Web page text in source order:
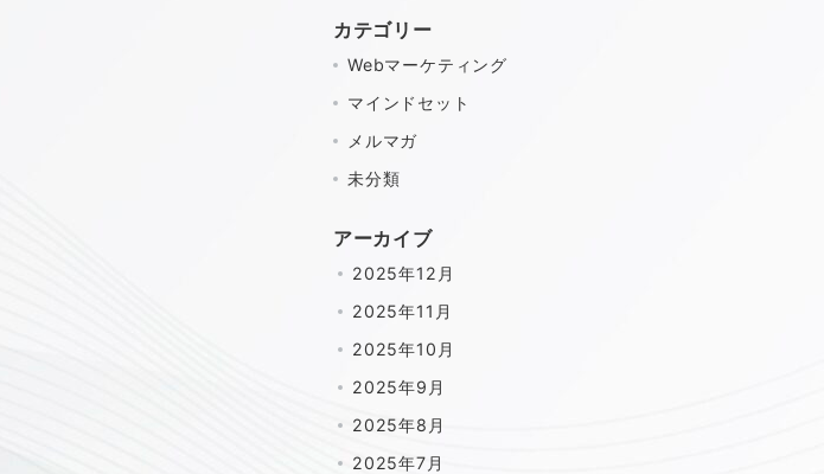
カテゴリー
Webマーケティング
マインドセット
メルマガ
未分類
アーカイブ
2025年12月
2025年11月
2025年10月
2025年9月
2025年8月
2025年7月